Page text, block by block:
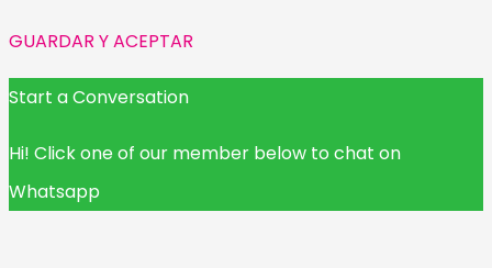
GUARDAR Y ACEPTAR
Start a Conversation
Hi! Click one of our member below to chat on
Whatsapp